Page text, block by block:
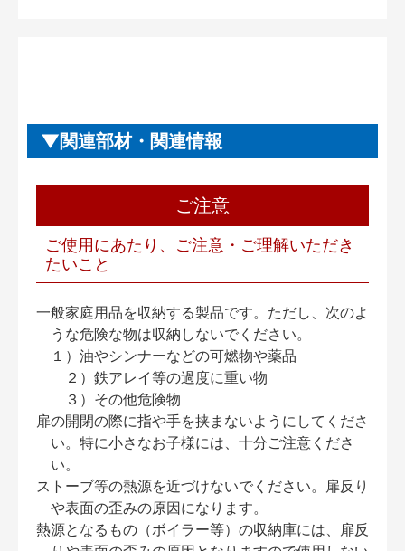
関連部材・関連情報
ご注意
ご使用にあたり、ご注意・ご理解いただき
たいこと
一般家庭用品を収納する製品です。ただし、次のよ
うな危険な物は収納しないでください。
１）油やシンナーなどの可燃物や薬品
２）鉄アレイ等の過度に重い物
３）その他危険物
扉の開閉の際に指や手を挟まないようにしてくださ
い。特に小さなお子様には、十分ご注意くださ
い。
ストーブ等の熱源を近づけないでください。扉反り
や表面の歪みの原因になります。
熱源となるもの（ボイラー等）の収納庫には、扉反